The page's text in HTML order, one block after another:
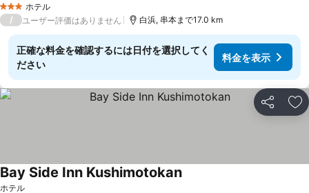
3 ホテルのランク
ホテル
/ ユーザー評価はありません 白浜, 串本まで17.0 km
正確な料金を確認するには日付を選択してく
ださい
料金を表示
シェア お
ホテル
Bay Side Inn Kushimotokan